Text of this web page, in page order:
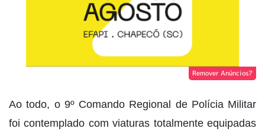
Remover Anúncios?
Ao todo, o 9º Comando Regional de Polícia Militar
foi contemplado com viaturas totalmente equipadas